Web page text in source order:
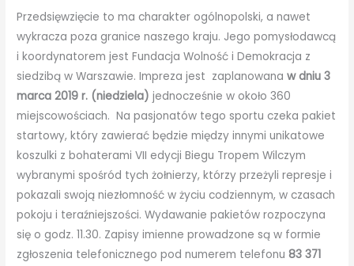
Przedsięwzięcie to ma charakter ogólnopolski, a nawet
wykracza poza granice naszego kraju. Jego pomysłodawcą
i koordynatorem jest Fundacja Wolność i Demokracja z
siedzibą w Warszawie. Impreza jest zaplanowanaw dniu 3
marca 2019 r. (niedziela) jednocześnie w około 360
miejscowościach. Na pasjonatów tego sportu czeka pakiet
startowy, który zawierać będzie między innymi unikatowe
koszulki z bohaterami VII edycji Biegu Tropem Wilczym
wybranymi spośród tych żołnierzy, którzy przeżyli represje i
pokazali swoją niezłomność w życiu codziennym, w czasach
pokoju i teraźniejszości. Wydawanie pakietów rozpoczyna
się o godz. 11.30. Zapisy imienne prowadzone są w formie
zgłoszenia telefonicznego pod numerem telefonu 83 371